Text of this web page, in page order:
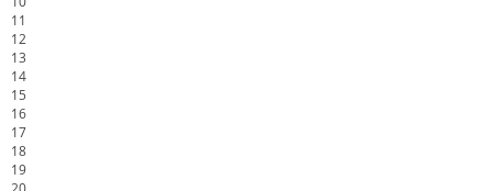
11
12
13
14
15
16
17
18
19